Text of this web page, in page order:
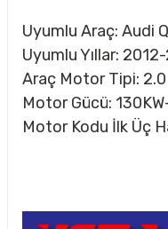
Uyumlu Araç: Audi
Uyumlu Yıllar:
Araç Motor Tipi:
Motor Gücü:
Motor Kodu İlk Üç